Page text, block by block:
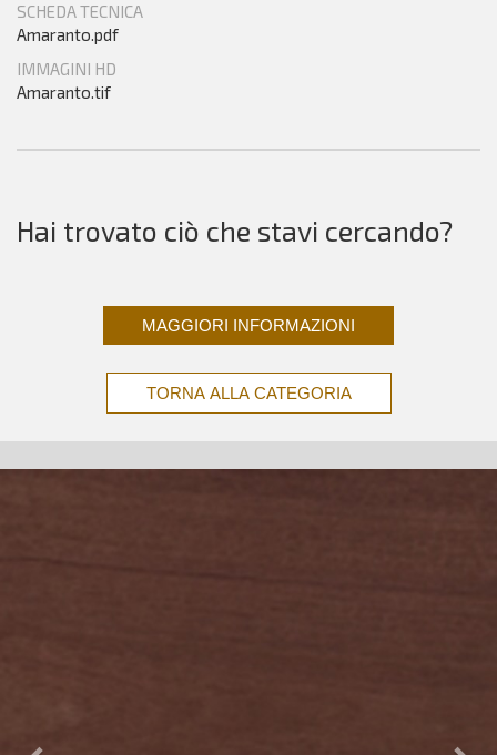
SCHEDA TECNICA
Amaranto.pdf
IMMAGINI HD
Amaranto.tif
Hai trovato ciò che stavi cercando?
MAGGIORI INFORMAZIONI
TORNA ALLA CATEGORIA